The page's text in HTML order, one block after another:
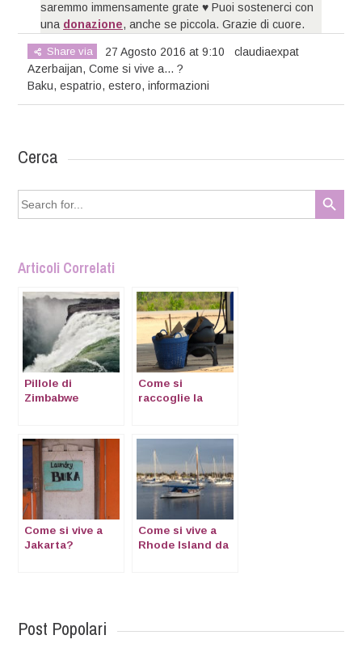
saremmo immensamente grate ♥ Puoi sostenerci con
una donazione, anche se piccola. Grazie di cuore.
Share via
27 Agosto 2016 at 9:10
Azerbaijan,Come si vive a... ?
Baku,espatrio,estero,informazioni
claudiaexpat
Cerca
Search
for:
Search Button
Articoli Correlati
Pillole di
Zimbabwe
Come si
raccoglie la
Come si vive a
Jakarta?
Come si vive a
Rhode Island da
Post Popolari